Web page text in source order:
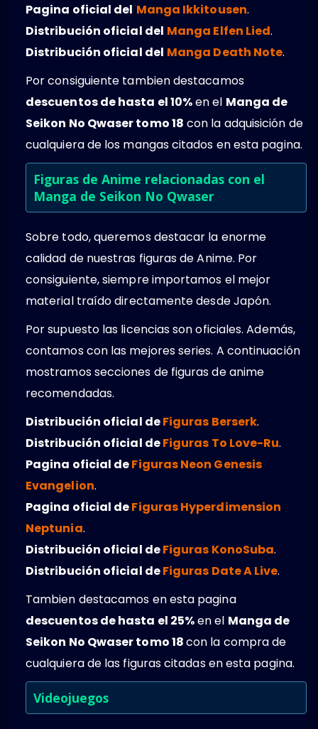
Pagina oficial del Manga Ikkitousen.
Distribución oficial del Manga Elfen Lied.
Distribución oficial del Manga Death Note.
Por consiguiente tambien destacamos
descuentos de hasta el 10%en el Manga de
Seikon No Qwaser tomo 18 con la adquisición de
cualquiera de los mangas citados en esta pagina.
Figuras de Anime relacionadas con el
Manga de Seikon No Qwaser
Sobre todo, queremos destacar la enorme
calidad de nuestras figuras de Anime. Por
consiguiente, siempre importamos el mejor
material traído directamente desde Japón.
Por supuesto las licencias son oficiales. Además,
contamos con las mejores series. A continuación
mostramos secciones de figuras de anime
recomendadas.
Distribución oficial deFiguras Berserk.
Distribución oficial deFiguras To Love-Ru.
Pagina oficial deFiguras Neon Genesis
Evangelion.
Pagina oficial deFiguras Hyperdimension
Neptunia.
Distribución oficial deFiguras KonoSuba.
Distribución oficial deFiguras Date A Live.
Tambien destacamos en esta pagina
descuentos de hasta el 25%en el Manga de
Seikon No Qwaser tomo 18con la compra de
cualquiera de las figuras citadas en esta pagina.
Videojuegos